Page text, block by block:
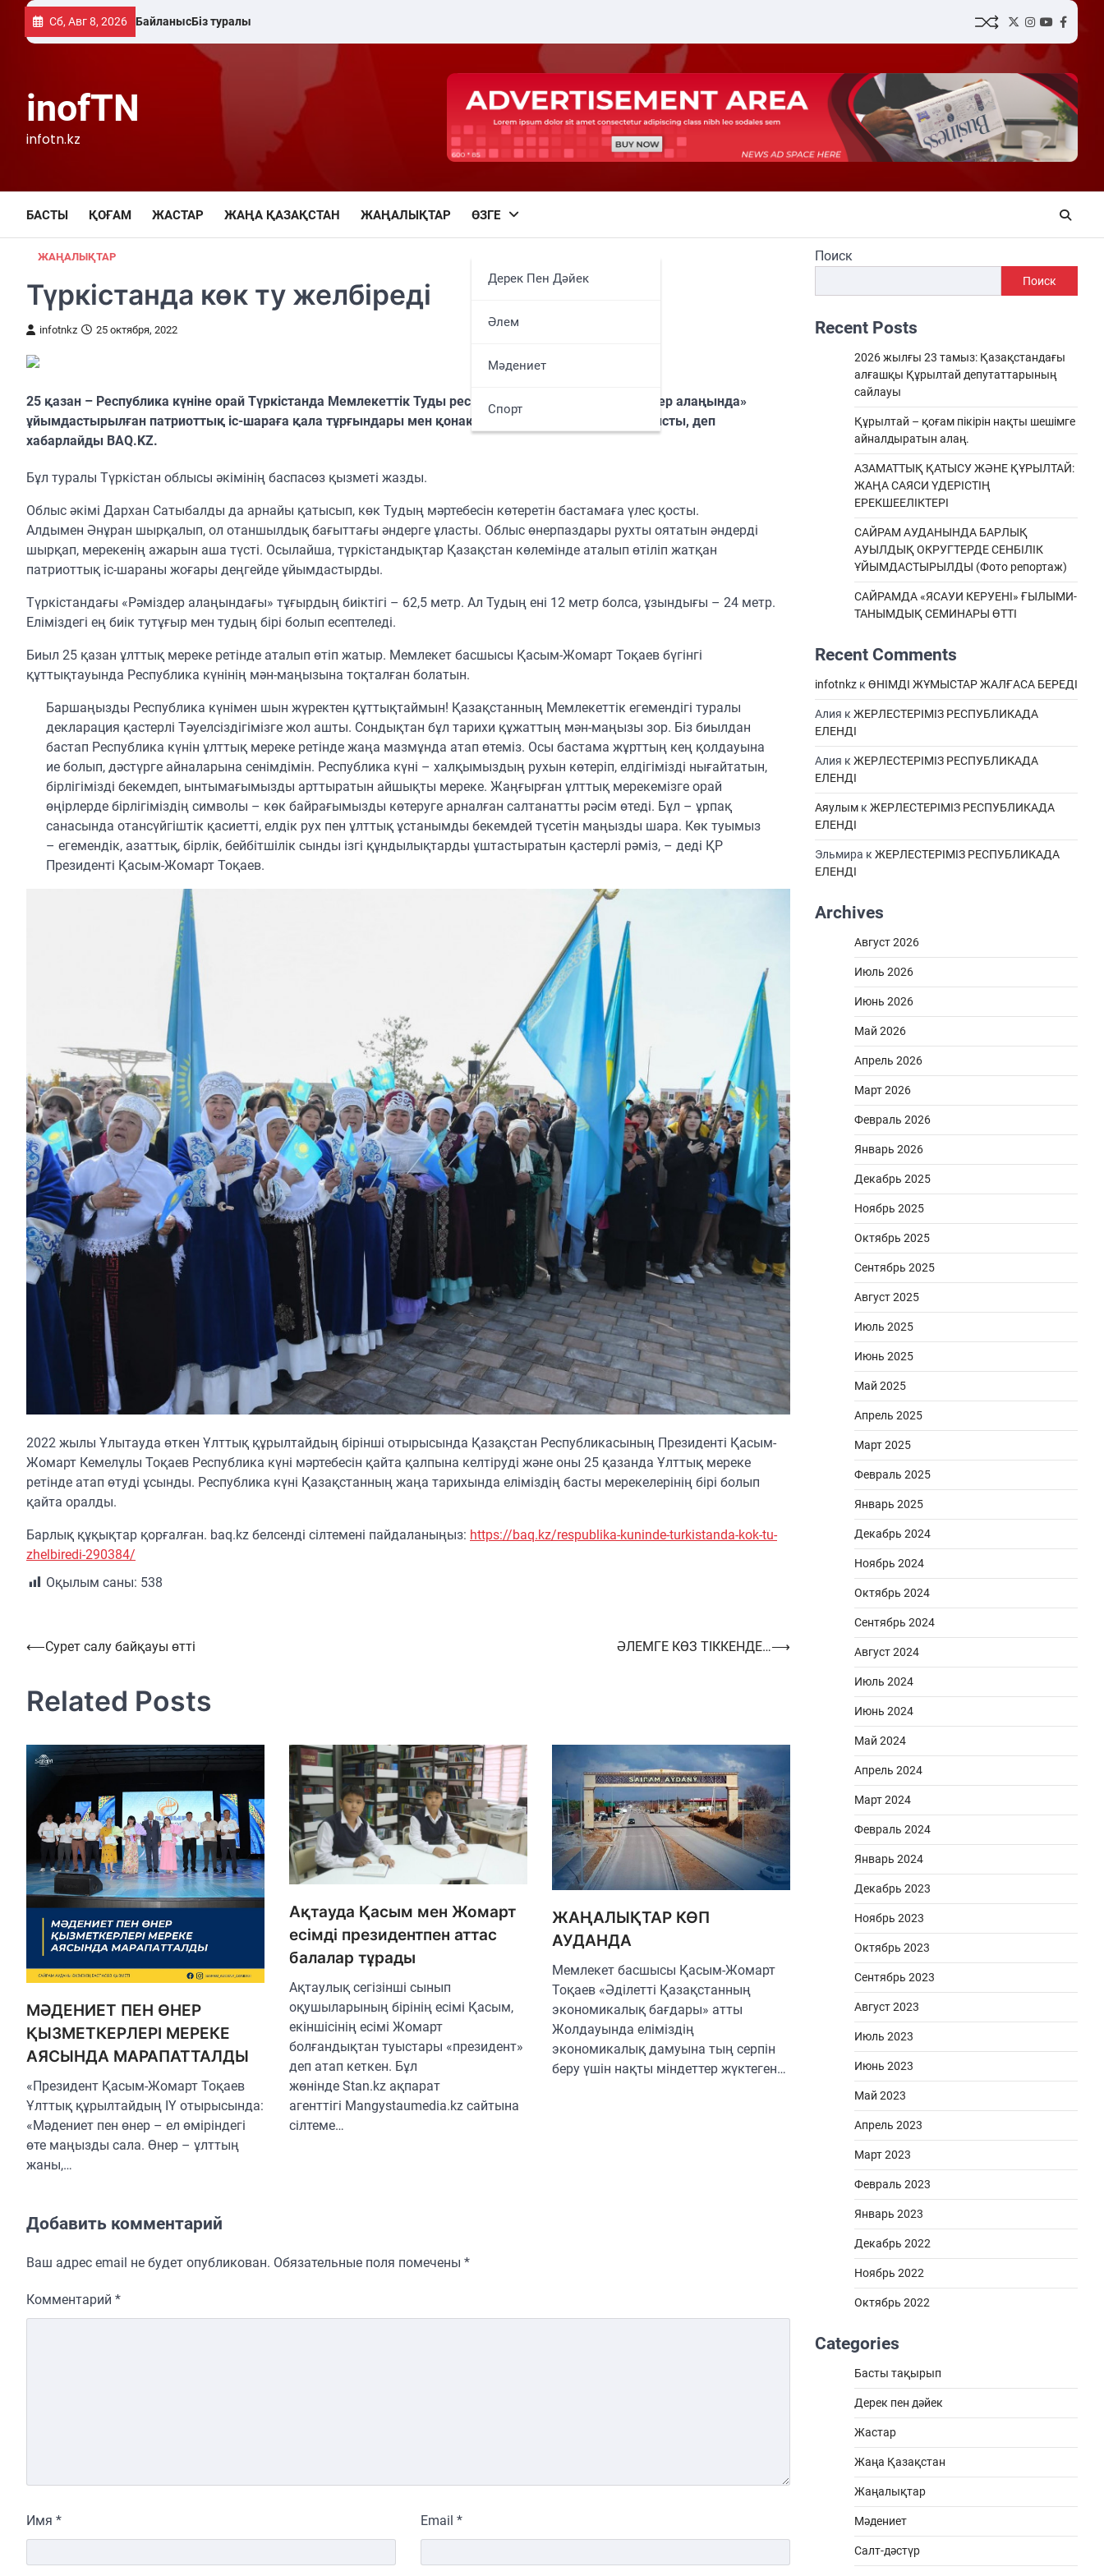
content
Сб, Авг 8, 2026 БайланысБіз туралы
TwitterInstagram
YouTube
inofTN
infotn.kz
БАСТЫ ҚОҒАМ ЖАСТАР ЖАҢА ҚАЗАҚСТАН ЖАҢАЛЫҚТАР ӨЗГЕ
Дерек Пен Дәйек
Әлем
Мәдениет
Спорт
ЖАҢАЛЫҚТАР
Түркістанда көк ту желбіреді
infotnkz 25 октября, 2022
25 қазан – Республика күніне орай Түркістанда Мемлекеттік Туды ресми көтеру рәсімі өтті. «Рәміздер алаңында»
ұйымдастырылған патриоттық іс-шараға қала тұрғындары мен қонақтары, жалынды жастар қатысты, деп
хабарлайды BAQ.KZ.
Бұл туралы Түркістан облысы әкімінің баспасөз қызметі жазды.
Облыс әкімі Дархан Сатыбалды да арнайы қатысып, көк Тудың мәртебесін көтеретін бастамаға үлес қосты.
Алдымен Әнұран шырқалып, ол отаншылдық бағыттағы әндерге ұласты. Облыс өнерпаздары рухты оятатын әндерді
шырқап, мерекенің ажарын аша түсті. Осылайша, түркістандықтар Қазақстан көлемінде аталып өтіліп жатқан
патриоттық іс-шараны жоғары деңгейде ұйымдастырды.
Түркістандағы «Рәміздер алаңындағы» тұғырдың биіктігі – 62,5 метр. Ал Тудың ені 12 метр болса, ұзындығы – 24 метр.
Еліміздегі ең биік тутұғыр мен тудың бірі болып есептеледі.
Биыл 25 қазан ұлттық мереке ретінде аталып өтіп жатыр. Мемлекет басшысы Қасым-Жомарт Тоқаев бүгінгі
құттықтауында Республика күнінің мән-маңызына тоқталған болатын.
Баршаңызды Республика күнімен шын жүректен құттықтаймын! Қазақстанның Мемлекеттік егемендігі туралы
декларация қастерлі Тәуелсіздігімізге жол ашты. Сондықтан бұл тарихи құжаттың мән-маңызы зор. Біз биылдан
бастап Республика күнін ұлттық мереке ретінде жаңа мазмұнда атап өтеміз. Осы бастама жұрттың кең қолдауына
ие болып, дәстүрге айналарына сенімдімін. Республика күні – халқымыздың рухын көтеріп, елдігімізді нығайтатын,
бірлігімізді бекемдеп, ынтымағымызды арттыратын айшықты мереке. Жаңғырған ұлттық мерекемізге орай
өңірлерде бірлігіміздің символы – көк байрағымызды көтеруге арналған салтанатты рәсім өтеді. Бұл – ұрпақ
санасында отансүйгіштік қасиетті, елдік рух пен ұлттық ұстанымды бекемдей түсетін маңызды шара. Көк туымыз
– егемендік, азаттық, бірлік, бейбітшілік сынды ізгі құндылықтарды ұштастыратын қастерлі рәміз, – деді ҚР
Президенті Қасым-Жомарт Тоқаев.
2022 жылы Ұлытауда өткен Ұлттық құрылтайдың бірінші отырысында Қазақстан Республикасының Президенті Қасым-
Жомарт Кемелұлы Тоқаев Республика күні мәртебесін қайта қалпына келтіруді және оны 25 қазанда Ұлттық мереке
ретінде атап өтуді ұсынды. Республика күні Қазақстанның жаңа тарихында еліміздің басты мерекелерінің бірі болып
қайта оралды.
Барлық құқықтар қорғалған. baq.kz белсенді сілтемені пайдаланыңыз: https://baq.kz/respublika-kuninde-turkistanda-kok-tu-
zhelbiredi-290384/
Оқылым саны: 538
Навигация
записям
⟵Сурет салу байқауы өтті ӘЛЕМГЕ КӨЗ ТІККЕНДЕ…⟶
Related Posts
МӘДЕНИЕТ ПЕН ӨНЕР
ҚЫЗМЕТКЕРЛЕРІ МЕРЕКЕ
АЯСЫНДА МАРАПАТТАЛДЫ
«Президент Қасым-Жомарт Тоқаев
Ұлттық құрылтайдың ІҮ отырысында:
«Мәдениет пен өнер – ел өміріндегі
өте маңызды сала. Өнер – ұлттың
жаны,…
Ақтауда Қасым мен Жомарт
есімді президентпен аттас
балалар тұрады
Ақтаулық сегізінші сынып
оқушыларының бірінің есімі Қасым,
екіншісінің есімі Жомарт
болғандықтан туыстары «президент»
деп атап кеткен. Бұл
жөнінде Stan.kz ақпарат
агенттігі Мangystaumedia.kz сайтына
сілтеме…
ЖАҢАЛЫҚТАР КӨП
АУДАНДА
Мемлекет басшысы Қасым-Жомарт
Тоқаев «Әділетті Қазақстанның
экономикалық бағдары» атты
Жолдауында еліміздің
экономикалық дамуына тың серпін
беру үшін нақты міндеттер жүктеген…
Добавить комментарий
Ваш адрес email не будет опубликован. Обязательные поля помечены *
Комментарий *
Имя * Email *
Поиск
Поиск
Recent Posts
2026 жылғы 23 тамыз: Қазақстандағы
алғашқы Құрылтай депутаттарының
сайлауы
Құрылтай – қоғам пікірін нақты шешімге
айналдыратын алаң.
АЗАМАТТЫҚ ҚАТЫСУ ЖӘНЕ ҚҰРЫЛТАЙ:
ЖАҢА САЯСИ ҮДЕРІСТІҢ
ЕРЕКШEЕЛІКТЕРІ
САЙРАМ АУДАНЫНДА БАРЛЫҚ
АУЫЛДЫҚ ОКРУГТЕРДЕ СЕНБІЛІК
ҰЙЫМДАСТЫРЫЛДЫ (Фото репортаж)
САЙРАМДА «ЯСАУИ КЕРУЕНІ» ҒЫЛЫМИ-
ТАНЫМДЫҚ СЕМИНАРЫ ӨТТІ
Recent Comments
infotnkz к ӨНІМДІ ЖҰМЫСТАР ЖАЛҒАСА БЕРЕДІ
Алия к ЖЕРЛЕСТЕРІМІЗ РЕСПУБЛИКАДА
ЕЛЕНДІ
Алия к ЖЕРЛЕСТЕРІМІЗ РЕСПУБЛИКАДА
ЕЛЕНДІ
Аяулым к ЖЕРЛЕСТЕРІМІЗ РЕСПУБЛИКАДА
ЕЛЕНДІ
Эльмира к ЖЕРЛЕСТЕРІМІЗ РЕСПУБЛИКАДА
ЕЛЕНДІ
Archives
Август 2026
Июль 2026
Июнь 2026
Май 2026
Апрель 2026
Март 2026
Февраль 2026
Январь 2026
Декабрь 2025
Ноябрь 2025
Октябрь 2025
Сентябрь 2025
Август 2025
Июль 2025
Июнь 2025
Май 2025
Апрель 2025
Март 2025
Февраль 2025
Январь 2025
Декабрь 2024
Ноябрь 2024
Октябрь 2024
Сентябрь 2024
Август 2024
Июль 2024
Июнь 2024
Май 2024
Апрель 2024
Март 2024
Февраль 2024
Январь 2024
Декабрь 2023
Ноябрь 2023
Октябрь 2023
Сентябрь 2023
Август 2023
Июль 2023
Июнь 2023
Май 2023
Апрель 2023
Март 2023
Февраль 2023
Январь 2023
Декабрь 2022
Ноябрь 2022
Октябрь 2022
Categories
Басты тақырып
Дерек пен дәйек
Жастар
Жаңа Қазақстан
Жаңалықтар
Мәдениет
Салт-дәстүр